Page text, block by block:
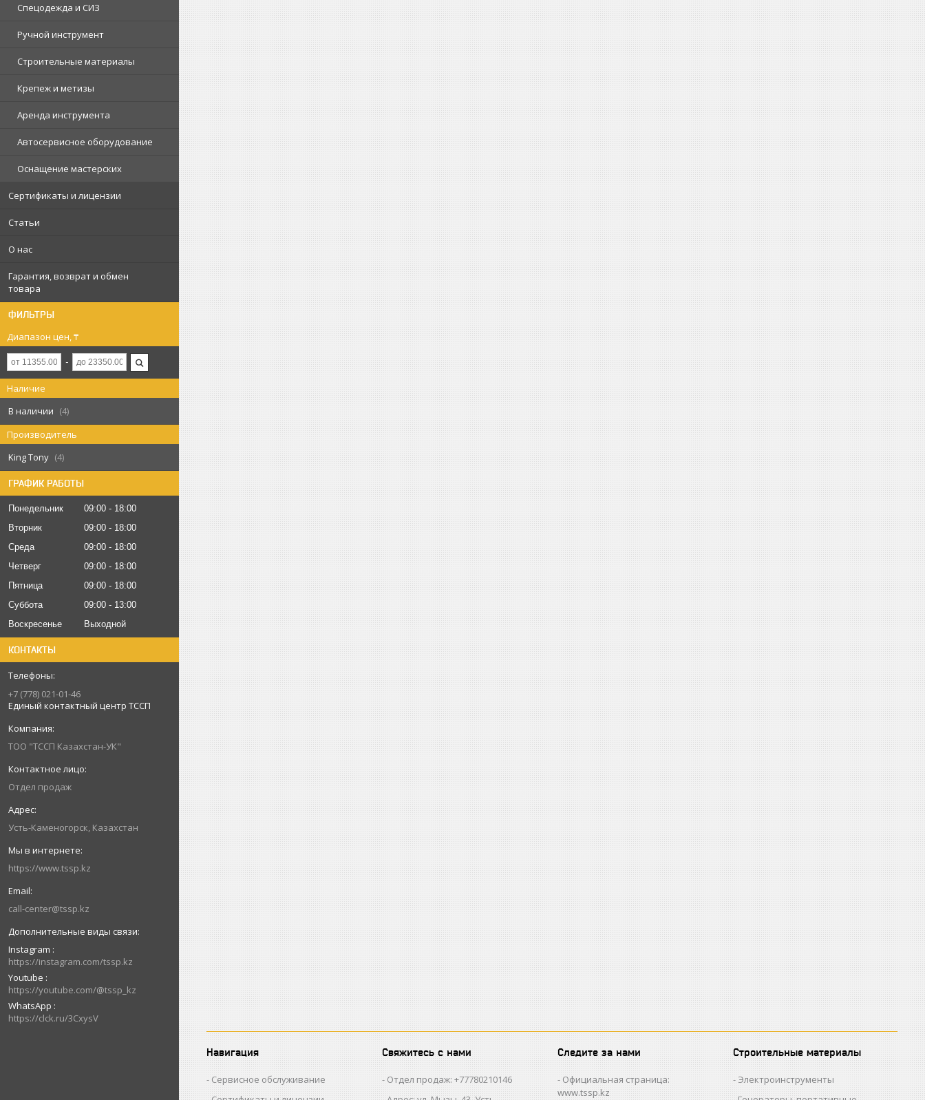
Спецодежда и СИЗ
Ручной инструмент
Строительные материалы
Крепеж и метизы
Аренда инструмента
Автосервисное оборудование
Оснащение мастерских
Сертификаты и лицензии
Статьи
О нас
Гарантия, возврат и обмен
товара
ФИЛЬТРЫ
Диапазон цен, ₸
Наличие
В наличии
4
Производитель
King Tony
4
ГРАФИК РАБОТЫ
Понедельник 09:00
18:00
Вторник
09:00
18:00
Среда
09:00
18:00
Четверг
09:00
18:00
Пятница
09:00
18:00
Суббота
09:00
13:00
Воскресенье
Выходной
КОНТАКТЫ
+7 (778) 021-01-46
Единый контактный центр ТССП
ТОО "ТССП Казахстан-УК"
Отдел продаж
Усть-Каменогорск, Казахстан
https://www.tssp.kz
call-center@tssp.kz
Instagram
https://instagram.com/tssp.kz
Youtube
https://youtube.com/@tssp_kz
WhatsApp
https://clck.ru/3CxysV
Навигация
Сервисное обслуживание
Свяжитесь с нами
Отдел продаж: +77780210146
Следите за нами
Официальная страница:
www.tssp.kz
Строительные материалы
Электроинструменты